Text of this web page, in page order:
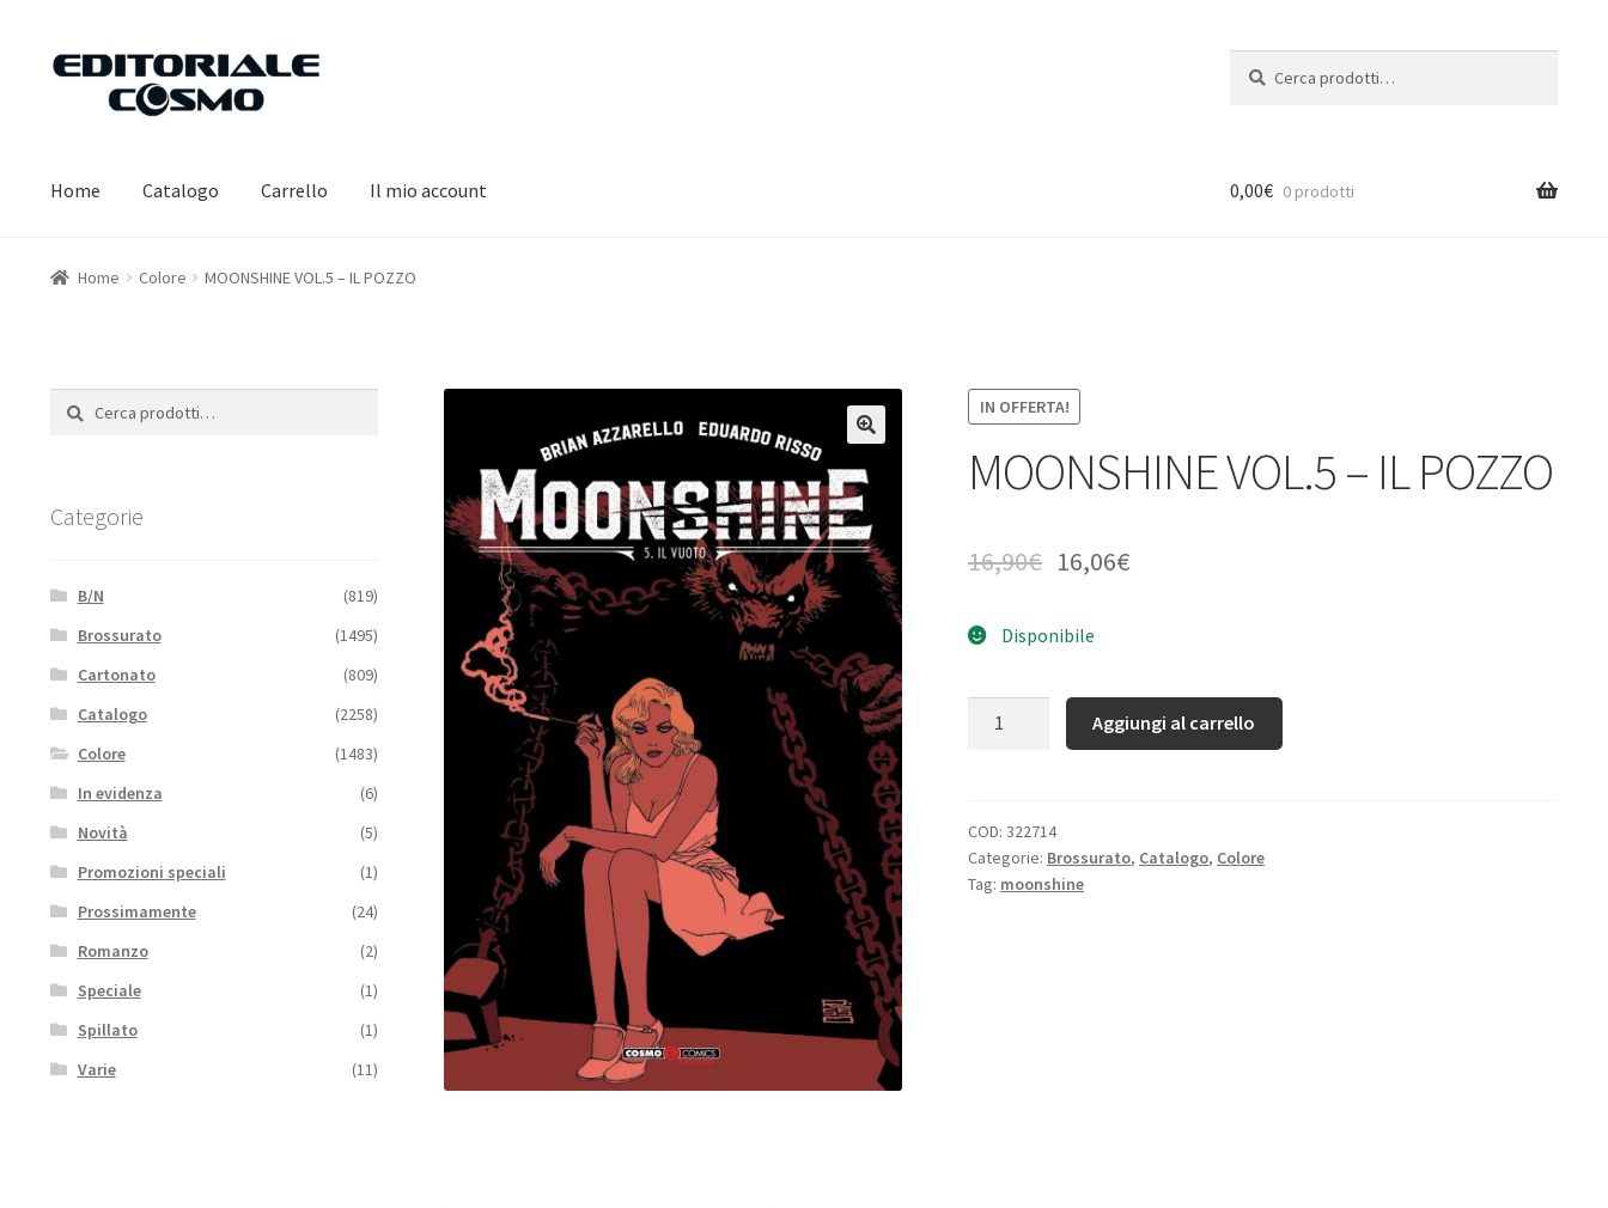
Vai
navigazione
Vai
Home Catalogo Carrello Il mio account 0,00€ 0 prodotti
Home Colore MOONSHINE VOL.5 – IL POZZO
IN OFFERTA!
MOONSHINE VOL.5 – IL POZZO
16,90€ 16,06€
Disponibile
Aggiungi al carrello
COD: 322714
Categorie: Brossurato, Catalogo, Colore
Tag: moonshine
Cerca:
Cerca
Categorie
B/N
(819)
Brossurato
(1495)
Cartonato
(809)
Catalogo
(2258)
Colore
(1483)
In evidenza
(6)
Novità
(5)
Promozioni speciali
(1)
Prossimamente
(24)
Romanzo
(2)
Speciale
(1)
Spillato
(1)
Varie
(11)